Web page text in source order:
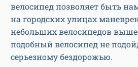
велосипед позволяет быть
на городских улицах
небольших велосипедов
подобный велосипед не
серьезному бездорожью.